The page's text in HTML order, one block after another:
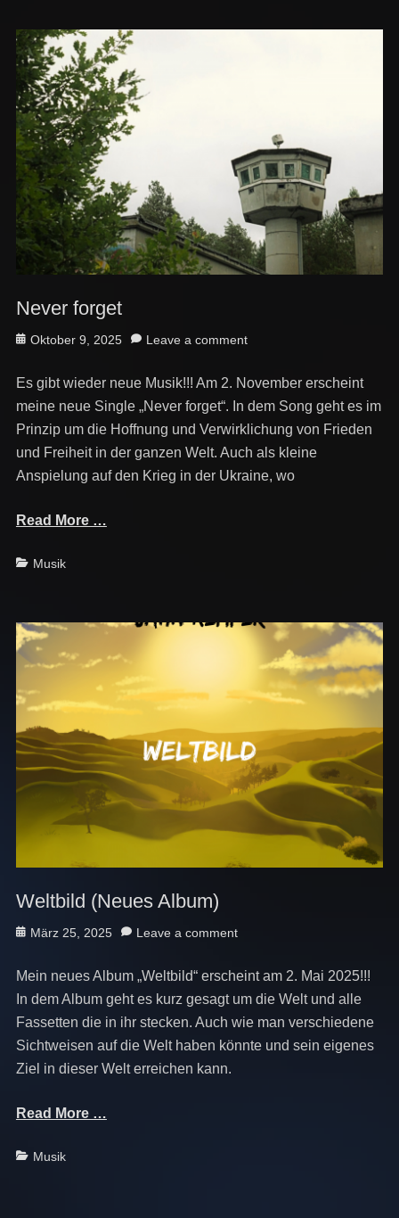
Never forget
Posted
Oktober 9, 2025 Leave a comment
Es gibt wieder neue Musik!!! Am 2. November erscheint
meine neue Single „Never forget“. In dem Song geht es im
Prinzip um die Hoffnung und Verwirklichung von Frieden
und Freiheit in der ganzen Welt. Auch als kleine
Anspielung auf den Krieg in der Ukraine, wo
Read More …
Categories
Musik
Weltbild (Neues Album)
Posted
März 25, 2025 Leave a comment
Mein neues Album „Weltbild“ erscheint am 2. Mai 2025!!!
In dem Album geht es kurz gesagt um die Welt und alle
Fassetten die in ihr stecken. Auch wie man verschiedene
Sichtweisen auf die Welt haben könnte und sein eigenes
Ziel in dieser Welt erreichen kann.
Read More …
Categories
Musik